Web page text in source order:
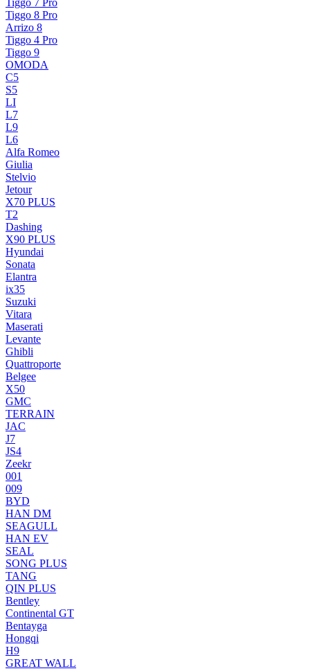
Tiggo 7 Pro
Tiggo 8 Pro
Arrizo 8
Tiggo 4 Pro
Tiggo 9
OMODA
C5
S5
LI
L7
L9
L6
Alfa Romeo
Giulia
Stelvio
Jetour
X70 PLUS
T2
Dashing
X90 PLUS
Hyundai
Sonata
Elantra
ix35
Suzuki
Vitara
Maserati
Levante
Ghibli
Quattroporte
Belgee
X50
GMC
TERRAIN
JAC
J7
JS4
Zeekr
001
009
BYD
HAN DM
SEAGULL
HAN EV
SEAL
SONG PLUS
TANG
QIN PLUS
Bentley
Continental GT
Bentayga
Hongqi
H9
GREAT WALL